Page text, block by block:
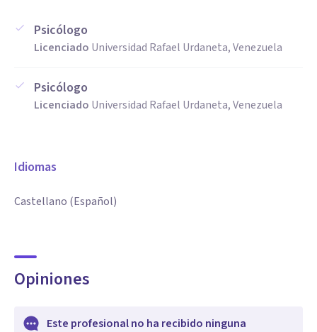
Psicólogo
Licenciado Universidad Rafael Urdaneta, Venezuela
Psicólogo
Licenciado Universidad Rafael Urdaneta, Venezuela
Idiomas
Castellano (Español)
Opiniones
Este profesional no ha recibido ninguna